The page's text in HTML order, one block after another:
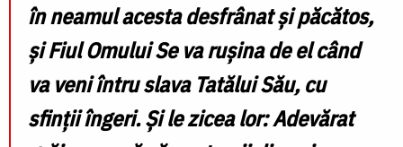
în neamul acesta desfrânat și păcătos,
și Fiul Omului Se va rușina de el când
va veni întru slava Tatălui Său, cu
sfinții îngeri. Și le zicea lor: Adevărat